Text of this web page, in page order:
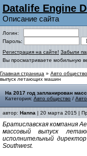
Datalife Engine
Описание сайта
Логин:
Пароль:
Регистрация на сайте! Забыли
Вы просматриваете мобильную
Главная страница » Авто общество
выпуск летающих машин
На 2017 год запланирован
Категория: Авто общество /
автор: Hanna | 20 марта 2015 |
Братиславская компания
массовый выпуск
исполнительный
Southwest.